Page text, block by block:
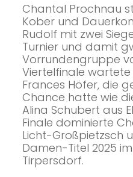
Chantal Prochnau
Kober und
Rudolf mit zwei
Turnier und damit
Vorrundengruppe
Viertelfinale
Frances Höfer, die
Chance hatte wie
Alina Schubert aus
Finale dominierte
Licht-Großpietzsch
Damen-Titel 2025
Tirpersdorf.